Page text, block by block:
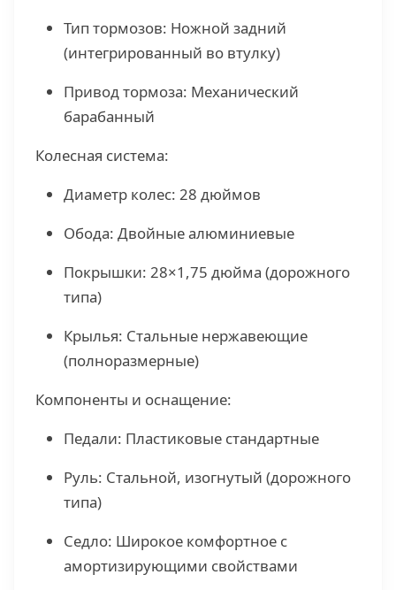
Тип тормозов: Ножной задний
(интегрированный во втулку)
Привод тормоза: Механический
барабанный
Колесная система:
Диаметр колес: 28 дюймов
Обода: Двойные алюминиевые
Покрышки: 28×1,75 дюйма (дорожного
типа)
Крылья: Стальные нержавеющие
(полноразмерные)
Компоненты и оснащение:
Педали: Пластиковые стандартные
Руль: Стальной, изогнутый (дорожного
типа)
Седло: Широкое комфортное с
амортизирующими свойствами